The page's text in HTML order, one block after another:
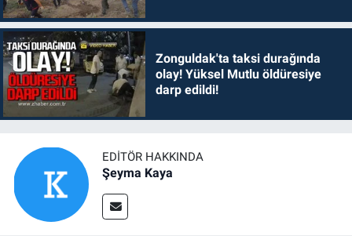
Zonguldak'ta taksi durağında
olay! Yüksel Mutlu öldüresiye
darp edildi!
EDITÖR HAKKINDA
Şeyma Kaya